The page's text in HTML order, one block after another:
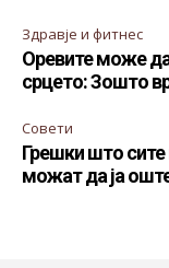
Здравје и фитнес
Оревите може
срцето: Зошто
Совети
Грешки што сите
можат да ја